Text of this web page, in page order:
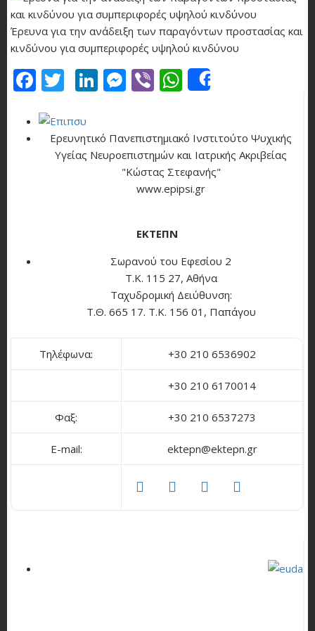
Έρευνα για την ανάδειξη των παραγόντων προστασίας και
κινδύνου για συμπεριφορές υψηλού κινδύνου
Facebook
Twitter
LinkedIn
Messenger
ViberWhatsApp
Ερευνητικό Πανεπιστημιακό Ινστιτούτο Ψυχικής
Υγείας Νευροεπιστημών και Ιατρικής Ακριβείας
"Κώστας Στεφανής"
www.epipsi.gr
ΕΚΤΕΠΝ
Σωρανού του Εφεσίου 2
Τ.Κ. 115 27, Αθήνα
Ταχυδρομική Δειύθυνση:
Τ.Θ. 665 17. Τ.Κ. 156 01, Παπάγου
Τηλέφωνα: +30 210 6536902
+30 210 6170014
Φαξ: +30 210 6537273
E-mail: ektepn@ektepn.gr
facebooktwitter linkedin